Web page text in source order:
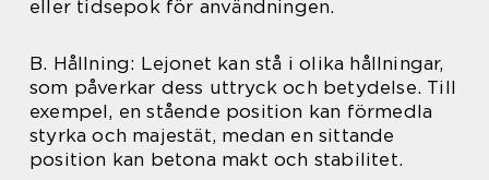
eller tidsepok för användningen.
B. Hållning: Lejonet kan stå i olika hållningar,
som påverkar dess uttryck och betydelse. Till
exempel, en stående position kan förmedla
styrka och majestät, medan en sittande
position kan betona makt och stabilitet.